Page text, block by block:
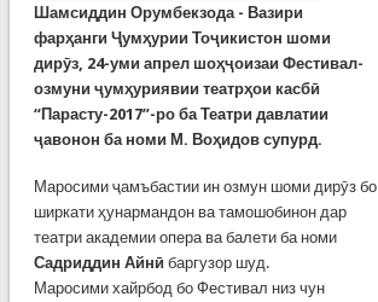
Шамсиддин Орумбекзода - Вазири
фарҳанги Ҷумҳурии Тоҷикистон шоми
дирӯз, 24-уми апрел шоҳҷоизаи Фестивал-
озмуни ҷумҳуриявии театрҳои касбӣ
“Парасту-2017”-ро ба Театри давлатии
ҷавонон ба номи М. Воҳидов супурд.
Маросими ҷамъбастии ин озмун шоми дирӯз бо
ширкати ҳунармандон ва тамошобинон дар
театри академии опера ва балети ба номи
Садриддин Айнӣ баргузор шуд.
Маросими хайрбод бо Фестивал низ чун